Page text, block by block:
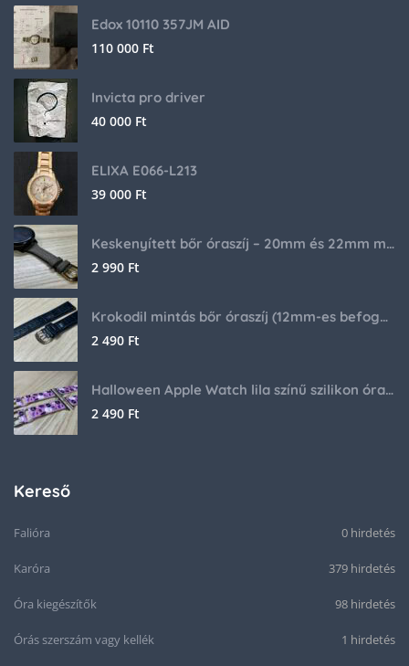
Edox 10110 357JM AID
110 000 Ft
Invicta pro driver
40 000 Ft
ELIXA E066-L213
39 000 Ft
Keskenyített bőr óraszíj – 20mm és 22mm méretben
2 990 Ft
Krokodil mintás bőr óraszíj (12mm-es befogóval rendelkező órához)
2 490 Ft
Halloween Apple Watch lila színű szilikon óraszíj
2 490 Ft
Kereső
Falióra 0 hirdetés
Karóra 379 hirdetés
Óra kiegészítők 98 hirdetés
Órás szerszám vagy kellék 1 hirdetés